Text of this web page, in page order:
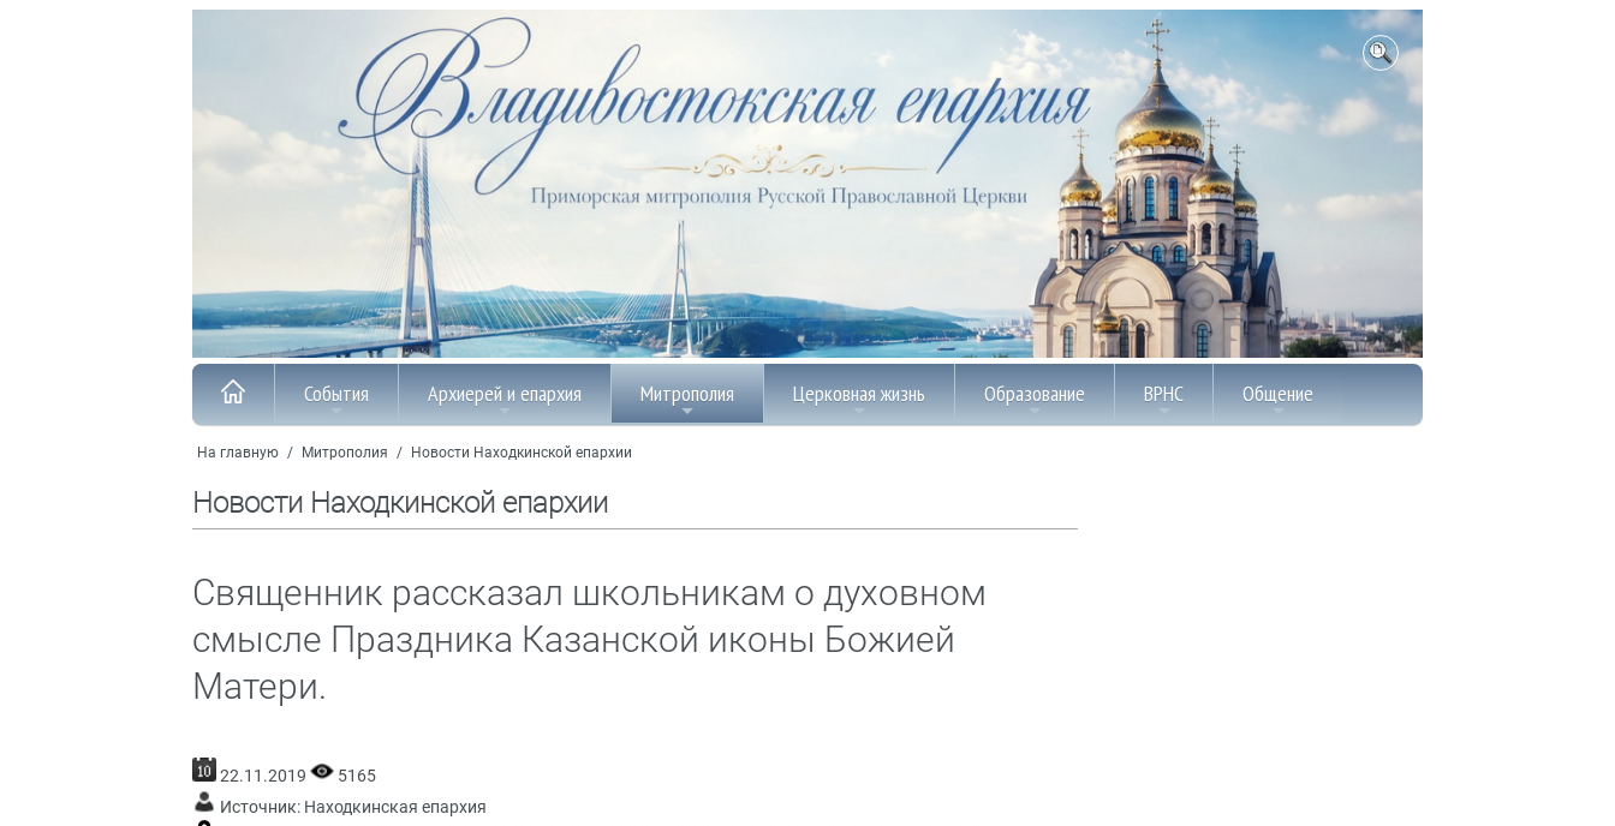
События Архиерей и епархия Митрополия Церковная жизнь Образование ВРНС Общение
На главную / Митрополия / Новости Находкинской епархии
Новости Находкинской епархии
Священник рассказал школьникам о духовном
смысле Праздника Казанской иконы Божией
Матери.
22.11.2019
5165
Источник: Находкинская епархия